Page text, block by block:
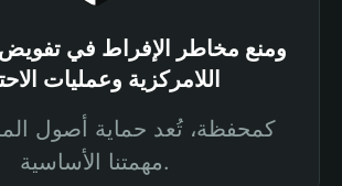
ومنع مخاطر الإفراط في تفويض
اللامركزية وعمليات
كمحفظة، تُعد حماية أصول
مهمتنا الأساسية.